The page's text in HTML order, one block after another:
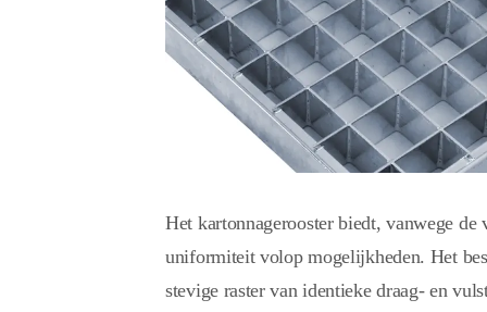
Het kartonnagerooster biedt, vanwege de
uniformiteit volop mogelijkheden. Het
stevige raster van identieke draag- en